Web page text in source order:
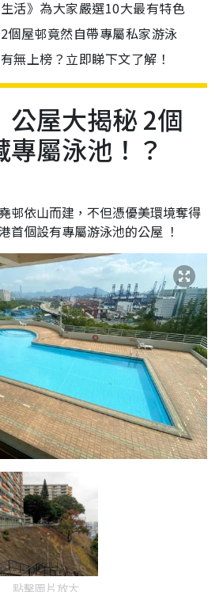
活》為大家嚴選10大最有特色
個屋邨竟然自帶專屬私家游泳
無上榜？立即睇下文了解！
公屋大揭秘 2個
屬泳池！？
邨依山而建，不但憑優美環境奪得
首個設有專屬游泳池的公屋 ！
點擊圖片放大